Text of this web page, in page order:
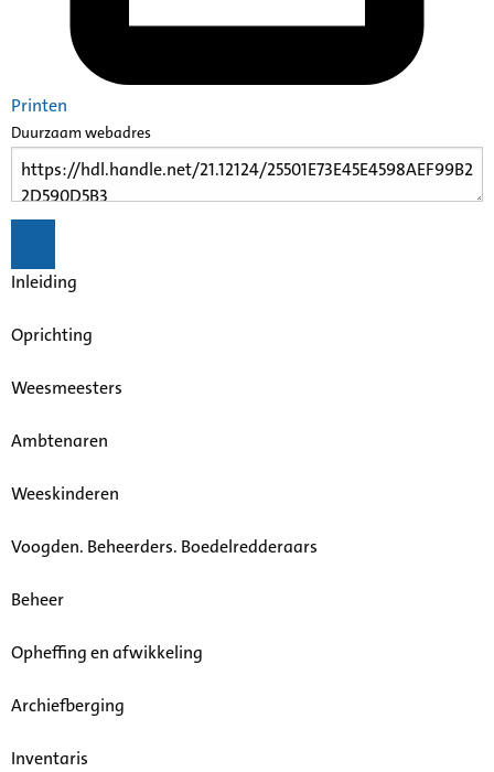
Printen
Duurzaam webadres
Inleiding
Oprichting
Weesmeesters
Ambtenaren
Weeskinderen
Voogden. Beheerders. Boedelredderaars
Beheer
Opheffing en afwikkeling
Archiefberging
Inventaris